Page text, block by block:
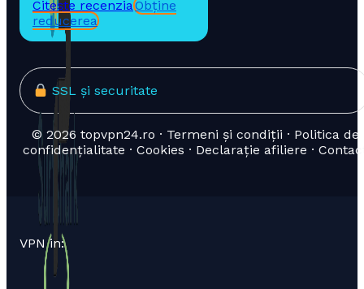
Citește recenziaObține
reducerea
SSL și securitate
© 2026 topvpn24.ro · Termeni și condiții · Politica de
confidențialitate · Cookies · Declarație afiliere ·
VPN in: